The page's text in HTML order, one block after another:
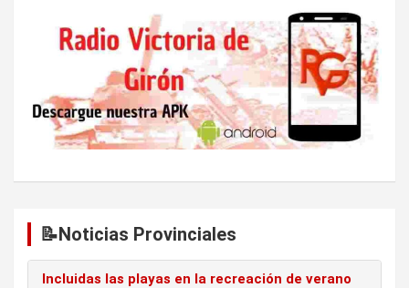
📝Noticias Provinciales
Incluidas las playas en la recreación de verano